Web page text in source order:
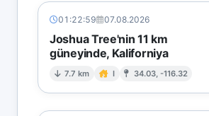
01:22:59 07.08.2026
Joshua Tree'nin 11 km
güneyinde, Kaliforniya
7.7 km I 34.03, -116.32